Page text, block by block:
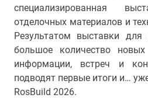
специализированная
отделочных материалов и
Результатом выставки для
большое количество новых
информации, встреч и
подводят первые итоги и…
RosBuild 2026.